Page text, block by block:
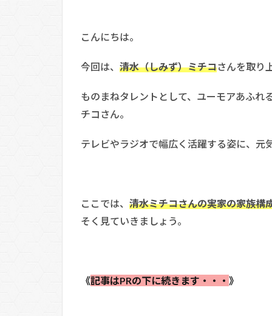
こんにちは。
今回は、 清水（しみず）ミチコさんを取り
ものまねタレントとして、ユーモアあふれ
チコさん。
テレビやラジオで幅広く活躍する姿に、元
ここでは、 清水ミチコさんの実家の家族構
そく見ていきましょう。
《記事はPRの下に続きます・・・ 》